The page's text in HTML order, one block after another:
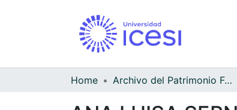
Home Archivo del Patrimonio Fotográfico y Fílmico del Valle del Cauca